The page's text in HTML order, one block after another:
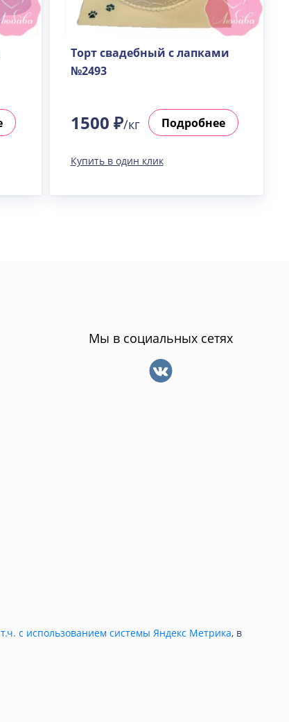
Торт свадебный с лапками
№2493
1500 ₽/кг Подробнее
Купить в один клик
Мы в социальных сетях
с использованием системы Яндекс Метрика, в